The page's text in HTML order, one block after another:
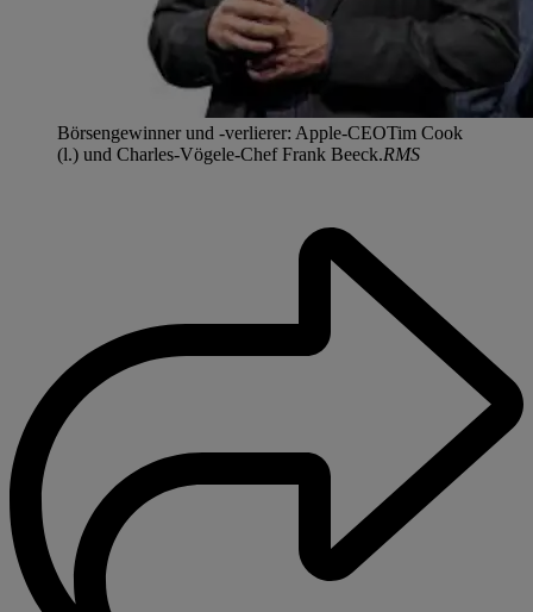
Börsengewinner und -verlierer: Apple-CEOTim Cook
(l.) und Charles-Vögele-Chef Frank Beeck.RMS